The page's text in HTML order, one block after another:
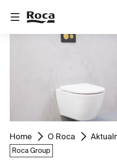
Home O Roca
Roca Group